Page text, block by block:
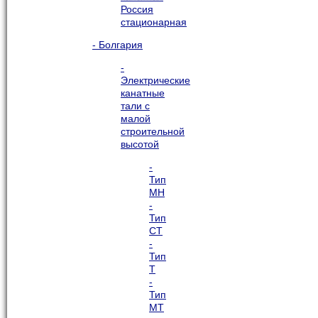
Россия
стационарная
- Болгария
-
Электрические
канатные
тали с
малой
строительной
высотой
-
Тип
МН
-
Тип
СТ
-
Тип
Т
-
Тип
МТ